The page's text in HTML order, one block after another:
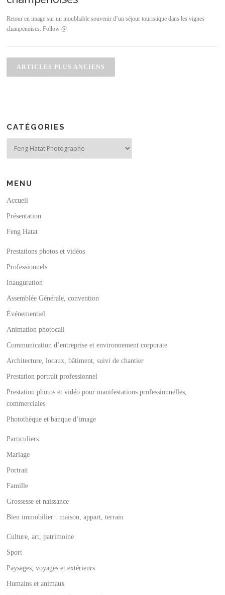
Retour en image sur un inoubliable souvenir d’un séjour touristique dans les vignes
champenoises. Follow @
ARTICLES PLUS ANCIENS
CATÉGORIES
MENU
Accueil
Présentation
Feng Hatat
Prestations photos et vidéos
Professionnels
Inauguration
Assemblée Générale, convention
Événementiel
Animation photocall
Communication d’entreprise et environnement corporate
Architecture, locaux, bâtiment, suivi de chantier
Prestation portrait professionnel
Prestation photos et vidéo pour manifestations professionnelles,
commerciales
Photothèque et banque d’image
Particuliers
Mariage
Portrait
Famille
Grossesse et naissance
Bien immobilier : maison, appart, terrain
Culture, art, patrimoine
Sport
Paysages, voyages et extérieurs
Humains et animaux